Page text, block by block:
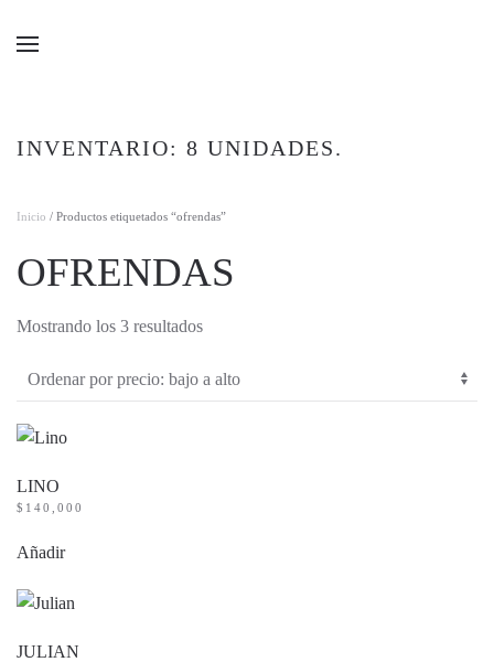
INVENTARIO: 8 UNIDADES.
Inicio / Productos etiquetados “ofrendas”
OFRENDAS
Mostrando los 3 resultadosOrdenado
bajo
LINO
$ 140,000
Añadir
JULIAN